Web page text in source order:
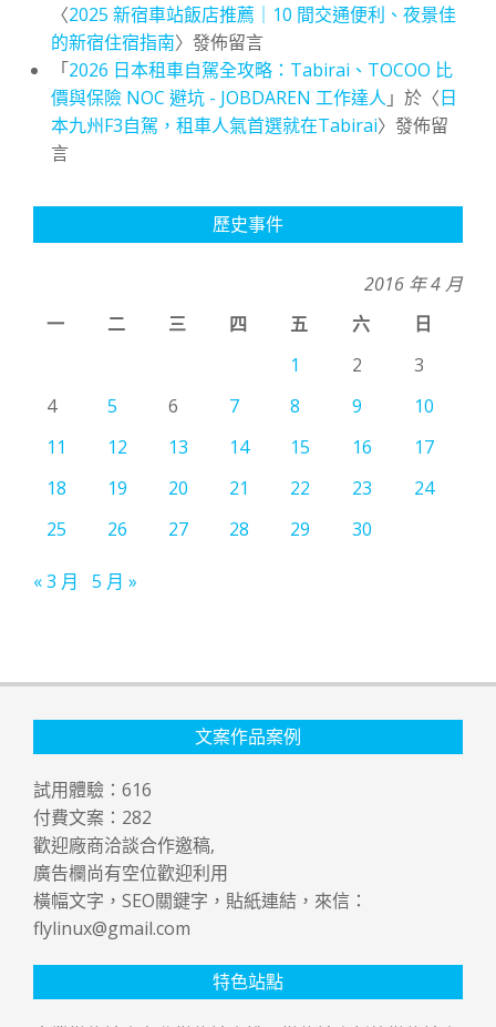
〈2025 新宿車站飯店推薦｜10 間交通便利、夜景佳
的新宿住宿指南〉發佈留言
「2026 日本租車自駕全攻略：Tabirai、TOCOO 比
價與保險 NOC 避坑 - JOBDAREN 工作達人 」於〈日
本九州F3自駕，租車人氣首選就在Tabirai〉發佈留
言
歷史事件
2016 年 4 月
一
二 三 四 五 六
日
1
2
3
4
5 6 7 8 9
10
11
12 13 14 15 16
17
18
19 20 21 22 23
24
25
26 27 28 29 30
« 3 月 5 月 »
文案作品案例
試用體驗： 616
付費文案： 282
歡迎廠商洽談合作邀稿,
廣告欄尚有空位歡迎利用
橫幅文字，SEO關鍵字，貼紙連結，來信：
flylinux@gmail.com
特色站點